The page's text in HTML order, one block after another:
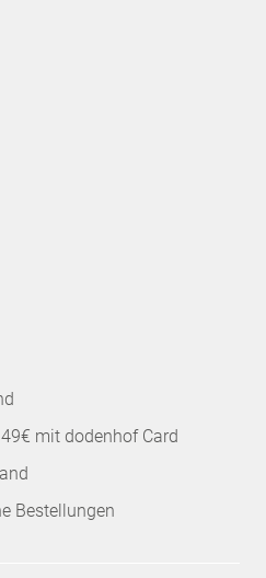
mit dodenhof Card
Bestellungen